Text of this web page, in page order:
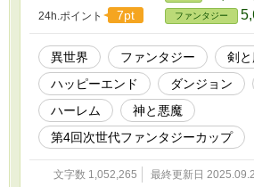
24h.ポイント 7pt ファンタジー
異世界 ファンタジー 剣
ハッピーエンド
ダンジョン
ハーレム
神と悪魔
第4回次世代ファンタジーカップ
文字数 1,052,265 最終更新日